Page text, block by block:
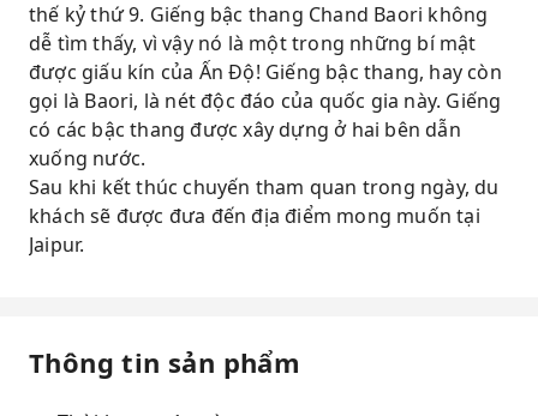
thế kỷ thứ 9. Giếng bậc thang Chand Baori không
dễ tìm thấy, vì vậy nó là một trong những bí mật
được giấu kín của Ấn Độ! Giếng bậc thang, hay còn
gọi là Baori, là nét độc đáo của quốc gia này. Giếng
có các bậc thang được xây dựng ở hai bên dẫn
xuống nước.
Sau khi kết thúc chuyến tham quan trong ngày, du
khách sẽ được đưa đến địa điểm mong muốn tại
Jaipur.
Thông tin sản phẩm